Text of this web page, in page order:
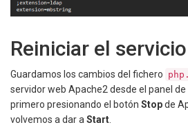
Reiniciar el
Guardamos los cambios del fichero
servidor web Apache2 desde el panel de
primero presionando el botón Stopde
volvemos a dar a Start